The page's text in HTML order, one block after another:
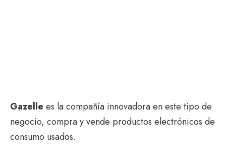
Gazelle es la compañía innovadora en este tipo de
negocio, compra y vende productos electrónicos de
consumo usados.